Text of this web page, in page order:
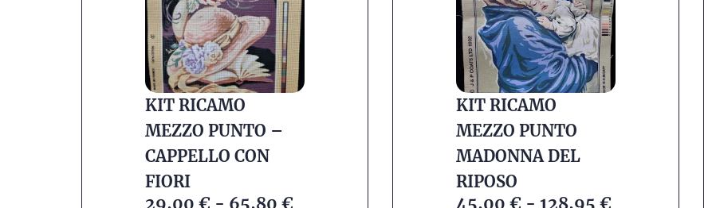
KIT RICAMO
MEZZO PUNTO –
CAPPELLO CON
FIORI
KIT RICAMO
MEZZO PUNTO
MADONNA DEL
RIPOSO